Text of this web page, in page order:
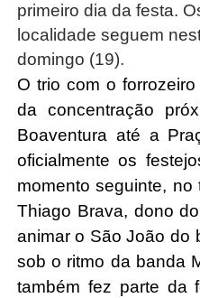
primeiro dia da festa.
localidade seguem
domingo (19).
O trio com o
da concentração
Boaventura até a
oficialmente os
momento seguinte,
Thiago Brava, dono
animar o São João do
sob o ritmo da banda
também fez parte da